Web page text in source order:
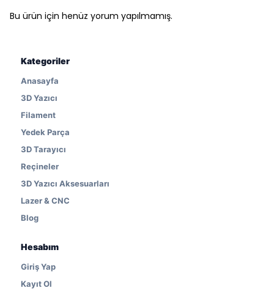
Bu ürün için henüz yorum yapılmamış.
Kategoriler
Anasayfa
3D Yazıcı
Filament
Yedek Parça
3D Tarayıcı
Reçineler
3D Yazıcı Aksesuarları
Lazer & CNC
Blog
Hesabım
Giriş Yap
Kayıt Ol